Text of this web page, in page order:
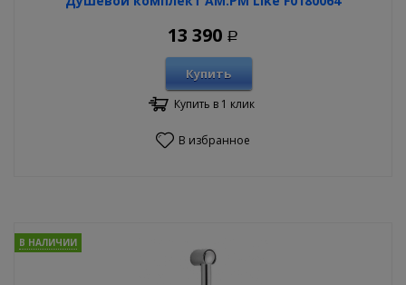
13 390 Р
Купить
Купить в 1 клик
В избранное
В НАЛИЧИИ